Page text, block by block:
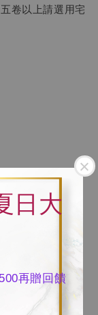
日大
再贈回饋
卷以上請選用宅